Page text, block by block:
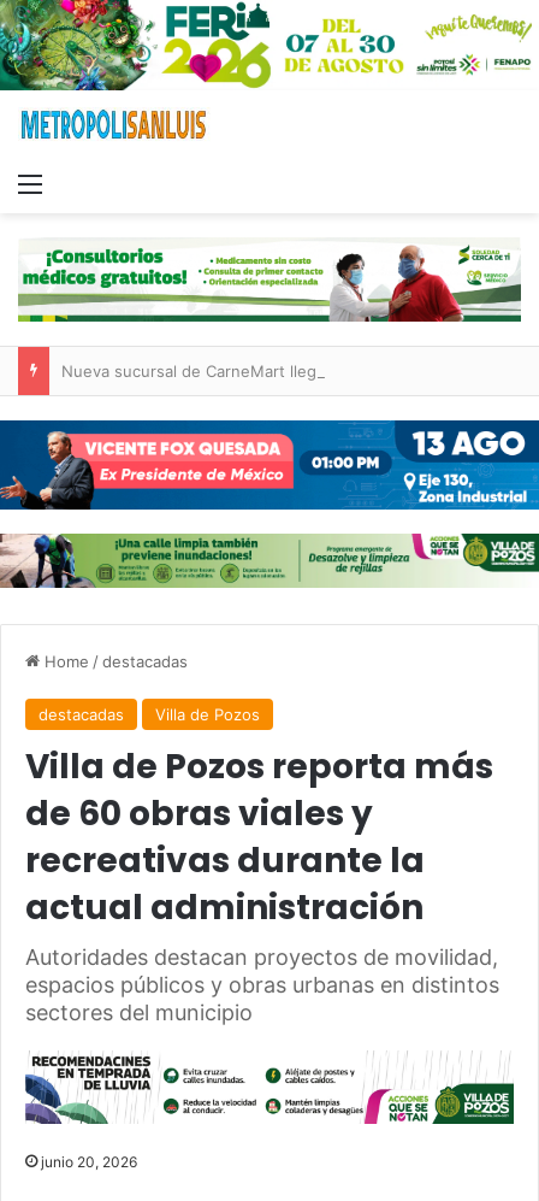
Home /destacadas
destacadas Villa de Pozos
Villa de Pozos reporta más
de 60 obras viales y
recreativas durante la
actual administración
Autoridades destacan proyectos de movilidad,
espacios públicos y obras urbanas en distintos
sectores del municipio
junio 20, 2026